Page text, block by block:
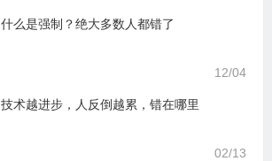
什么是强制？绝大多数人都错了
12/04
技术越进步，人反倒越累，错在哪里
02/13